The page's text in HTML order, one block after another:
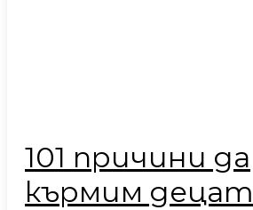
101 причини да
кърмим